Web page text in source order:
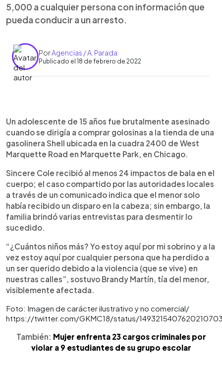
5,000 a cualquier persona con información que
pueda conducir a un arresto.
PorAgencias / A. Parada
Publicado el 18 de febrero de 2022
► Escuchar artículo
Un adolescente de 15 años fue brutalmente asesinado
cuando se dirigía a comprar golosinas a la tienda de una
gasolinera Shell ubicada en la cuadra 2400 de West
Marquette Road en Marquette Park, en Chicago.
Sincere Cole recibió al menos 24 impactos de bala en el
cuerpo; el caso compartido por las autoridades locales
a través de un comunicado indica que el menor solo
había recibido un disparo en la cabeza; sin embargo, la
familia brindó varias entrevistas para desmentir lo
sucedido.
“¿Cuántos niños más? Yo estoy aquí por mi sobrino y a la
vez estoy aquí por cualquier persona que ha perdido a
un ser querido debido a la violencia (que se vive) en
nuestras calles”, sostuvo Brandy Martín, tía del menor,
visiblemente afectada.
Foto: Imagen de carácter ilustrativo y no comercial/
https://twitter.com/GKMC18/status/
También: Mujer enfrenta 23 cargos criminales por
violar a 9 estudiantes de su grupo escolar